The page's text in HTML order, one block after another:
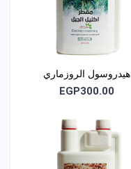
هيدروسول الروزماري
EGP300.00